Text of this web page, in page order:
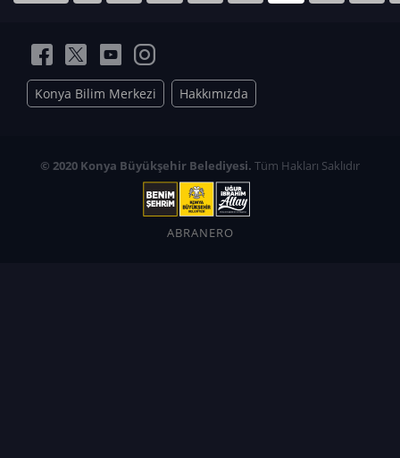
Konya Bilim Merkezi Hakkımızda
© 2020 Konya Büyükşehir Belediyesi. Tüm Hakları Saklıdır
ABRANERO